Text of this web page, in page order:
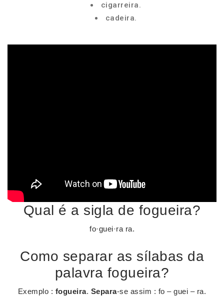
cigarreira.
cadeira.
Qual é a sigla de fogueira?
fo·guei·ra ra.
Como separar as sílabas da
palavra fogueira?
Exemplo : fogueira. Separa-se assim : fo – guei – ra.